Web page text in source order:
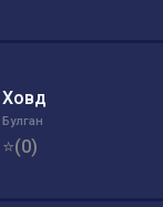
Ховд
Булган
⭐(0)